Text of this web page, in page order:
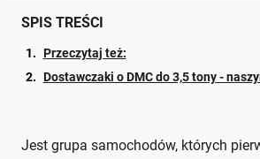
SPIS TREŚCI
Przeczytaj też:
Dostawczaki o DMC do 3,5 tony -
Jest grupa samochodów, których